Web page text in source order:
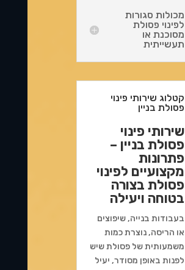
מכולות סגורות
לפינוי פסולת
מסוכנת או
תעשייתית
קטלוג שירותי פינוי
פסולת בניין
שירותי פינוי
פסולת בניין –
פתרונות
מקצועיים לפינוי
פסולת בצורה
בטוחה ויעילה
בעבודות בנייה, שיפוצים
או הריסה, נוצרת כמות
משמעותית של פסולת שיש
לפנות באופן מסודר, יעיל